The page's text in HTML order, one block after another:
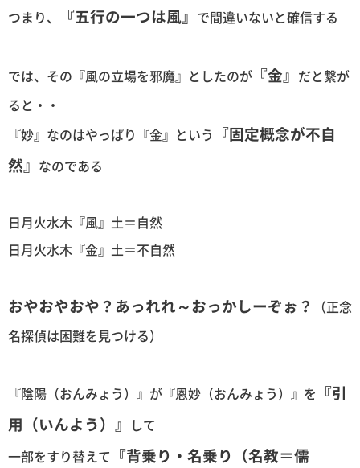
つまり、
『五行の一つは風』 で間違いないと確信する
では、その『風の立場を邪魔』としたのが 『金』 だと繋が
ると・・
『妙』なのはやっぱり『金』という 『固定概念が不自
然』 なのである
日月火水木『風』土＝自然
日月火水木『金』土＝不自然
おやおやおや？あっれれ～おっかしーぞぉ？
（正念
名探偵は困難を見つける）
『陰陽（おんみょう）』が『恩妙（おんみょう）』を 『引
用（いんよう）』 して
一部をすり替えて 『背乗り・名乗り（名教＝儒